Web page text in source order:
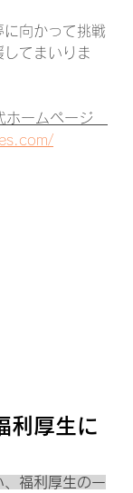
向かって挑戦
してまいりま
ホームページ
利厚生に
、福利厚生の一